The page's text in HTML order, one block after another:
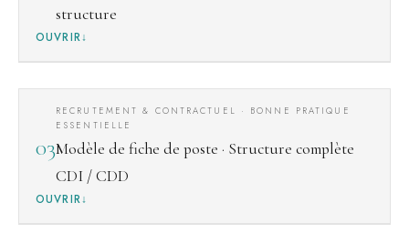
structure
OUVRIR
03
RECRUTEMENT & CONTRACTUEL · BONNE PRATIQUE
ESSENTIELLE
Modèle de fiche de poste · Structure complète
CDI / CDD
OUVRIR